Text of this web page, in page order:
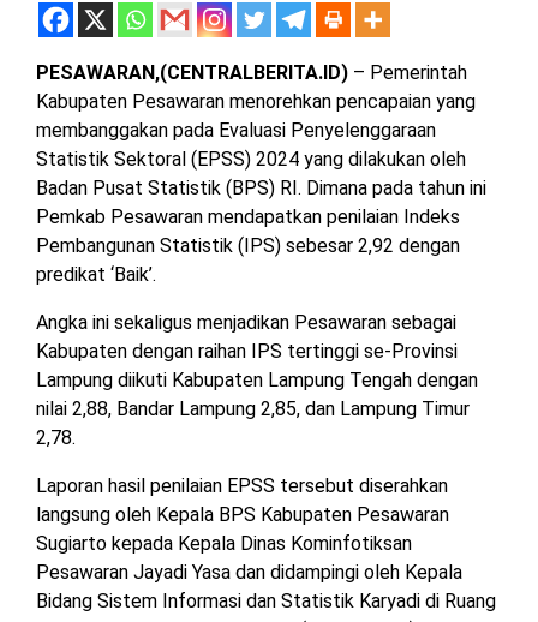
LAMPUNG
BARAT
LAMPUNG
TIMUR
LAMPUNG
UTARA
MESUJI
PESISIR
BARAT
TULANG
BAWANG
TULANG
BAWANG
BARAT
WAYKANAN
DPRD
LAMSEL
DPRD
LAMTENG
DPRD
LAMBAR
LAMTIM
DPRD
LAMPUNG
UTARA
DPRD
MESUJI
DPRD
BARAT
PESAWARAN,(CENTRALBERITA.ID) – Pemerintah
Kabupaten Pesawaran menorehkan pencapaian yang
membanggakan pada Evaluasi Penyelenggaraan
Statistik Sektoral (EPSS) 2024 yang dilakukan oleh
Badan Pusat Statistik (BPS) RI. Dimana pada tahun ini
Pemkab Pesawaran mendapatkan penilaian Indeks
Pembangunan Statistik (IPS) sebesar 2,92 dengan
predikat ‘Baik’.
Angka ini sekaligus menjadikan Pesawaran sebagai
Kabupaten dengan raihan IPS tertinggi se-Provinsi
Lampung diikuti Kabupaten Lampung Tengah dengan
nilai 2,88, Bandar Lampung 2,85, dan Lampung Timur
2,78.
Laporan hasil penilaian EPSS tersebut diserahkan
langsung oleh Kepala BPS Kabupaten Pesawaran
Sugiarto kepada Kepala Dinas Kominfotiksan
Pesawaran Jayadi Yasa dan didampingi oleh Kepala
Bidang Sistem Informasi dan Statistik Karyadi di Ruang